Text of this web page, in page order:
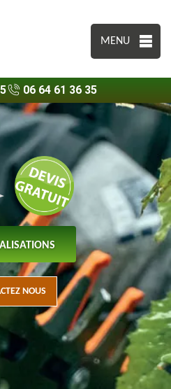
MENU
06 64 61 36 35
NOUS